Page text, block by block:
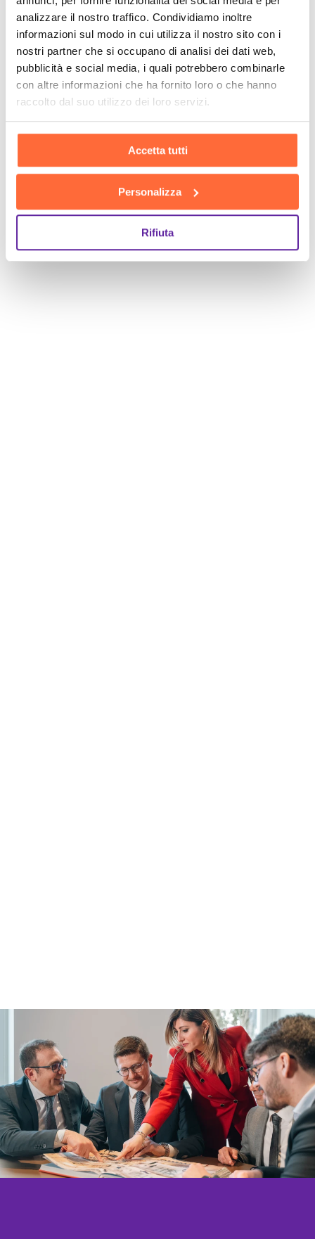
analizzare il nostro traffico. Condividiamo inoltre
informazioni sul modo in cui utilizza il nostro sito con i
nostri partner che si occupano di analisi dei dati web,
pubblicità e social media, i quali potrebbero combinarle
con altre informazioni che ha fornito loro o che hanno
raccolto dal suo utilizzo dei loro servizi.
Accetta tutti
Personalizza
Rifiuta